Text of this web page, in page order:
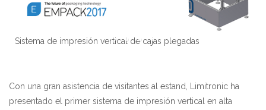
Sistema de impresión vertical de cajas plegadas
Con una gran asistencia de visitantes al estand, Limitronic ha
presentado el primer sistema de impresión vertical en alta